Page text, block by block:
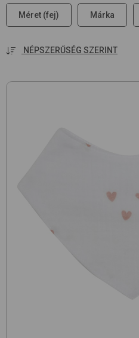
Méret (fej) Márka
NÉPSZERŰSÉG SZERINT